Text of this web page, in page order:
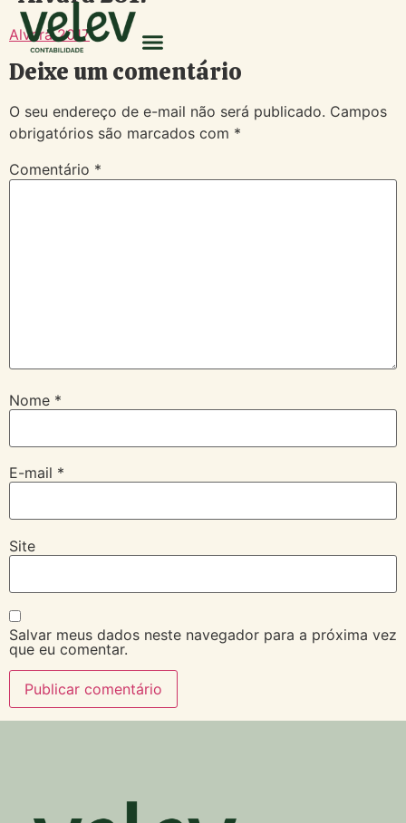
Alvará 2017
Deixe um comentário
O seu endereço de e-mail não será publicado. Campos
obrigatórios são marcados com *
Comentário *
Nome *
E-mail *
Site
Salvar meus dados neste navegador para a próxima vez
que eu comentar.